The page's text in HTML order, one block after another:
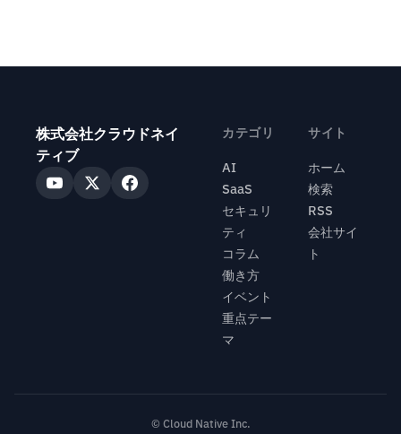
株式会社クラウドネイ
ティブ
カテゴリ
AI
SaaS
セキュリ
ティ
コラム
働き方
イベント
重点テー
マ
サイト
ホーム
検索
RSS
会社サイ
ト
© Cloud Native Inc.